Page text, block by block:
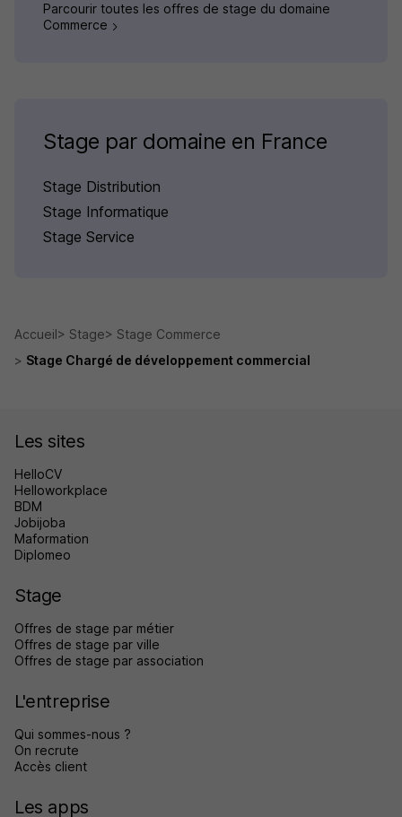
Parcourir toutes les offres de stage du domaine
Commerce
Stage par domaine en France
Stage Distribution
Stage Informatique
Stage Service
Accueil Stage
Stage Commerce
Stage Chargé de développement commercial
Les sites
HelloCV
Helloworkplace
BDM
Jobijoba
Maformation
Diplomeo
Stage
Offres de stage par métier
Offres de stage par ville
Offres de stage par association
L'entreprise
Qui sommes-nous ?
On recrute
Accès client
Les apps